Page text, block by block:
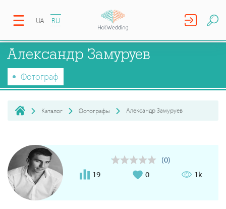
UA RU
Александр Замуруев
Фотограф
Каталог Фотографы Александр Замуруев
(0)
19
0 1k